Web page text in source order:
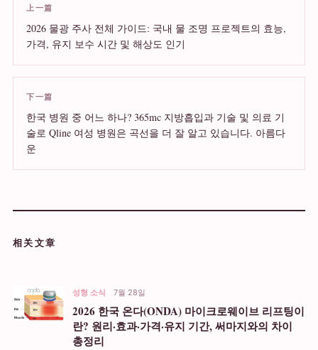
上一篇
2026 물광 주사 전체 가이드: 국내 물 조명 프로젝트의 효능,
가격, 유지 보수 시간 및 해상도 인기
下一篇
한국 병원 중 어느 하나? 365mc 지방흡입과 기술 및 의료 기
술로 Qline 여성 병원은 곡선을 더 잘 알고 있습니다. 아름다
운
相关文章
성형 소식 7월 28일
2026 한국 온다(ONDA) 마이크로웨이브 리프팅이
란? 원리·효과·가격·유지 기간, 써마지와의 차이
총정리